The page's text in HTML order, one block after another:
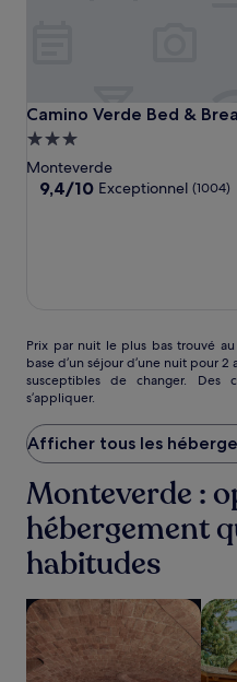
Camino
Verde
Bed
Breakfast
Camino Verde Bed &
Camino Verde Bed &
Hébergement
3.0 étoiles
Monteverde
9.4
9,4/10 Exceptionnel (1004)
Prix
par
nuit
le
plus
bas
trouvé
au
cours
des
24 dernières
heures
la
base
d’un
séjour
Prix par nuit le plus bas trouvé
base d’un séjour d’une nuit pour
susceptibles de changer. Des
s’appliquer.
Afficher tous les
Monteverde :
hébergement
habitudes
Rechercher des